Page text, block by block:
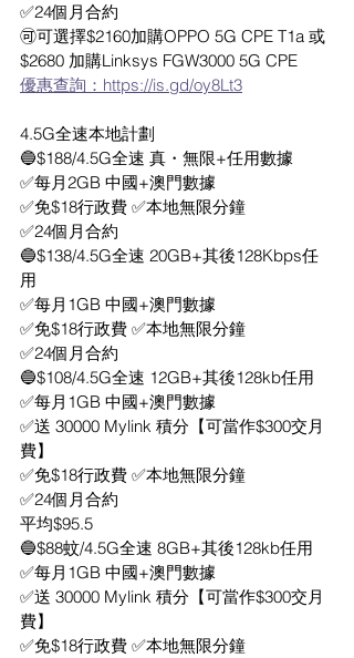
✅24個月合約
🉑️可選擇$2160加購OPPO 5G CPE T1a 或
$2680 加購Linksys FGW3000 5G CPE
優惠查詢：https://is.gd/oy8Lt3
4.5G全速本地計劃
🔵$188/4.5G全速 真・無限+任用數據
✅每月2GB 中國+澳門數據
✅免$18行政費 ✅本地無限分鐘
✅24個月合約
🔵$138/4.5G全速 20GB+其後128Kbps任
用
✅每月1GB 中國+澳門數據
✅免$18行政費 ✅本地無限分鐘
✅24個月合約
🔵$108/4.5G全速 12GB+其後128kb任用
✅每月1GB 中國+澳門數據
✅送 30000 Mylink 積分【可當作$300交月
費】
✅免$18行政費 ✅本地無限分鐘
✅24個月合約
平均$95.5
🔵$88蚊/4.5G全速 8GB+其後128kb任用
✅每月1GB 中國+澳門數據
✅送 30000 Mylink 積分【可當作$300交月
費】
✅免$18行政費 ✅本地無限分鐘